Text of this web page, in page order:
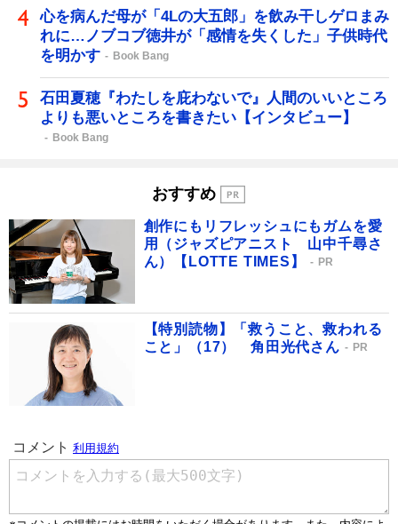
心を病んだ母が「4Lの大五郎」を飲み干しゲロまみ
れに…ノブコブ徳井が「感情を失くした」子供時代
を明かす
Book Bang
石田夏穂『わたしを庇わないで』人間のいいところ
よりも悪いところを書きたい【インタビュー】
Book Bang
おすすめ
創作にもリフレッシュにもガムを愛
用（ジャズピアニスト 山中千尋さ
ん）【LOTTE TIMES】
PR
【特別読物】「救うこと、救われる
こと」（17） 角田光代さん
PR